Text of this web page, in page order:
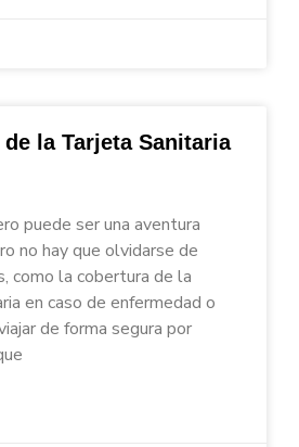
la Tarjeta Sanitaria
puede ser una aventura
no hay que olvidarse de
como la cobertura de la
en caso de enfermedad o
de forma segura por